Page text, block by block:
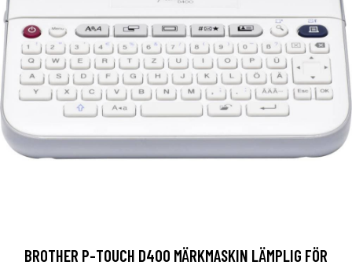
BROTHER P-TOUCH D400 MÄRKMASKIN LÄMPLIG FÖR